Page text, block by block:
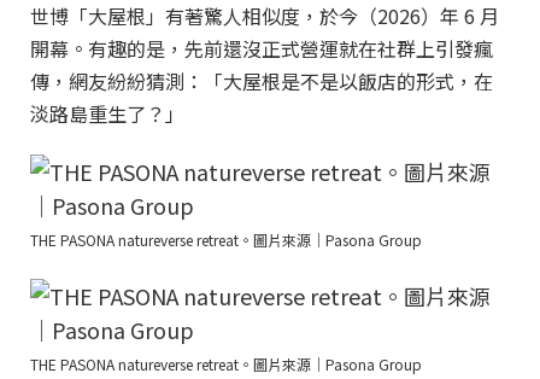
世博「大屋根」有著驚人相似度，於今（2026）年 6 月
開幕。有趣的是，先前還沒正式營運就在社群上引發瘋
傳，網友紛紛猜測：「大屋根是不是以飯店的形式，在
淡路島重生了？」
THE PASONA natureverse retreat。圖片來源｜Pasona Group
THE PASONA natureverse retreat。圖片來源｜Pasona Group